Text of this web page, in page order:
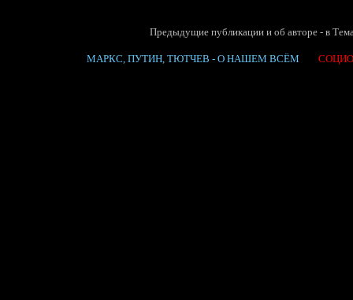
Предыдущие публикации и об авторе - в
МАРКС, ПУТИН, ТЮТЧЕВ - О НАШЕМ ВСЁМ